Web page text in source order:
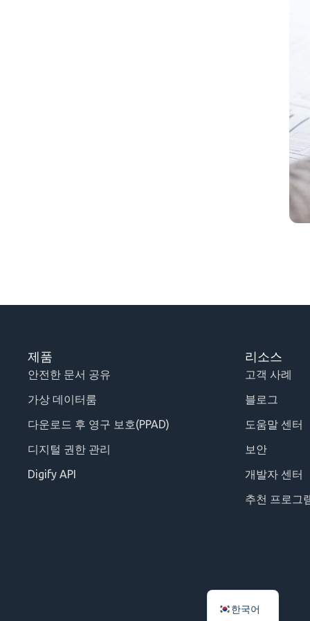
제품
안전한 문서 공유
가상 데이터룸
다운로드 후 영구 보호(PPAD)
디지털 권한 관리
Digify API
리소스
고객 사례
블로그
도움말 센터
보안
개발자 센터
추천 프로그
한국어